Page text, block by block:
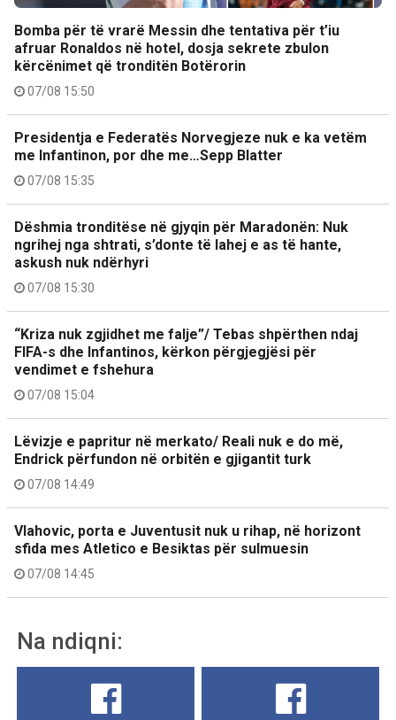
Bomba për të vrarë Messin dhe tentativa për t’iu
afruar Ronaldos në hotel, dosja sekrete zbulon
kërcënimet që tronditën Botërorin
07/08 15:50
Presidentja e Federatës Norvegjeze nuk e ka vetëm
me Infantinon, por dhe me…Sepp Blatter
07/08 15:35
Dëshmia tronditëse në gjyqin për Maradonën: Nuk
ngrihej nga shtrati, s’donte të lahej e as të hante,
askush nuk ndërhyri
07/08 15:30
“Kriza nuk zgjidhet me falje”/ Tebas shpërthen ndaj
FIFA-s dhe Infantinos, kërkon përgjegjësi për
vendimet e fshehura
07/08 15:04
Lëvizje e papritur në merkato/ Reali nuk e do më,
Endrick përfundon në orbitën e gjigantit turk
07/08 14:49
Vlahovic, porta e Juventusit nuk u rihap, në horizont
sfida mes Atletico e Besiktas për sulmuesin
07/08 14:45
Na ndiqni: